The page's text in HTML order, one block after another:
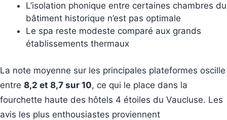
L’isolation phonique entre certaines chambres du
bâtiment historique n’est pas optimale
Le spa reste modeste comparé aux grands
établissements thermaux
La note moyenne sur les principales plateformes oscille
entre 8,2 et 8,7 sur 10, ce qui le place dans la
fourchette haute des hôtels 4 étoiles du Vaucluse. Les
avis les plus enthousiastes proviennent